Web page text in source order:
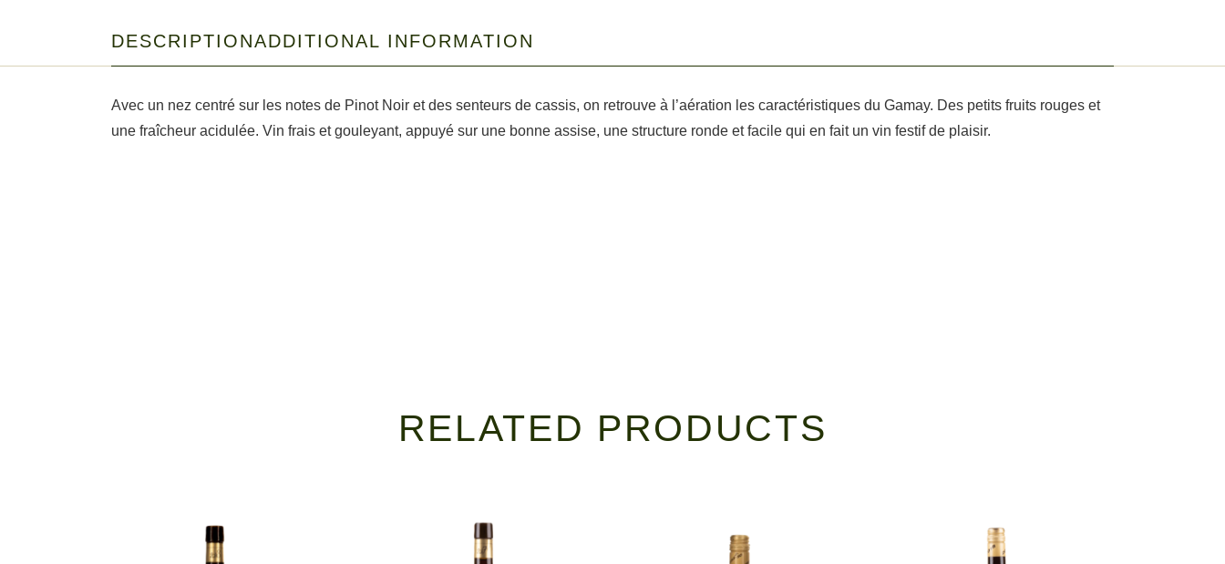
DESCRIPTIONADDITIONAL INFORMATION
Avec un nez centré sur les notes de Pinot Noir et des senteurs de cassis, on retrouve à l’aération les caractéristiques du Gamay. Des petits fruits rouges et
une fraîcheur acidulée. Vin frais et gouleyant, appuyé sur une bonne assise, une structure ronde et facile qui en fait un vin festif de plaisir.
RELATED PRODUCTS